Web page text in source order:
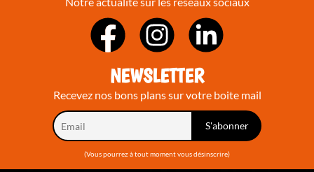
NEWSLETTER
Recevez nos bons plans sur votre boite mail
(Vous pourrez à tout moment vous désinscrire)